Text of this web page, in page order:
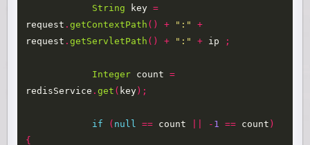
String key =
request .getContextPath () + ":"
+
request .getServletPath () + ":" + ip ;
Integer count
=
redisService .get ( key);
if ( null == count - 1 == count )
{